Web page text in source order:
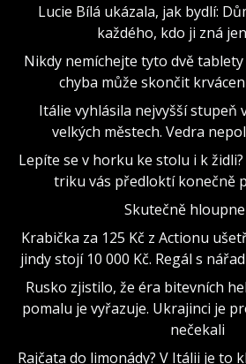
Lucie Bílá ukázala, jak bydlí:
každého, kdo ji zná
Nikdy nemíchejte tyto dvě
chyba může skončit
Itálie vyhlásila nejvyšší stupeň
velkých městech. Vedra
Lepíte se v horku ke stolu i k
triku vás předloktí konečně
Skutečně
Krabička za 125 Kč z Actionu
jindy stojí 10 000 Kč. Regál s
Rusko zjistilo, že éra bitevních
pomalu je vyřazuje. Ukrajinci je
nečekali
Rajčata do limonády? V Itálii je to